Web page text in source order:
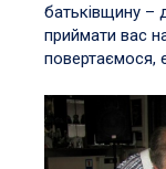
батьківщину –
приймати вас
повертаємося,